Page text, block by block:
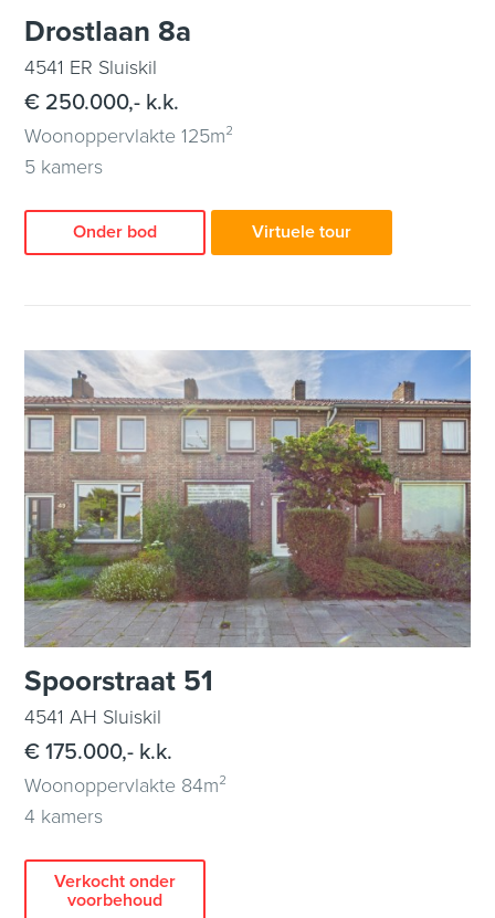
Drostlaan 8a
4541 ER Sluiskil
€ 250.000,- k.k.
Woonoppervlakte 125m²
5 kamers
Onder bod Virtuele tour
Spoorstraat 51
4541 AH Sluiskil
€ 175.000,- k.k.
Woonoppervlakte 84m²
4 kamers
Verkocht onder
voorbehoud